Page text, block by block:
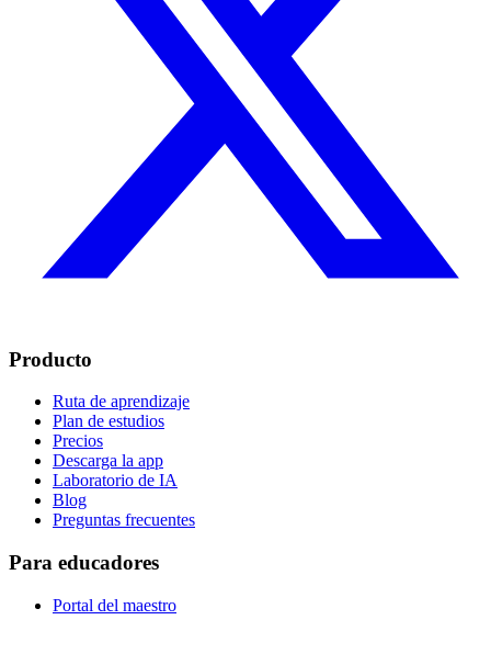
Producto
Ruta de aprendizaje
Plan de estudios
Precios
Descarga la app
Laboratorio de IA
Blog
Preguntas frecuentes
Para educadores
Portal del maestro